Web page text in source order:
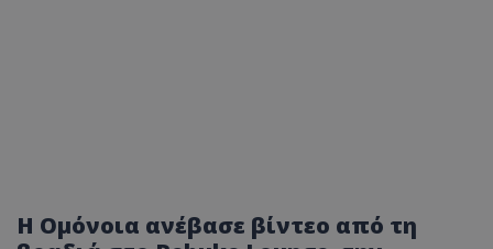
Η Ομόνοια ανέβασε βίντεο από τη